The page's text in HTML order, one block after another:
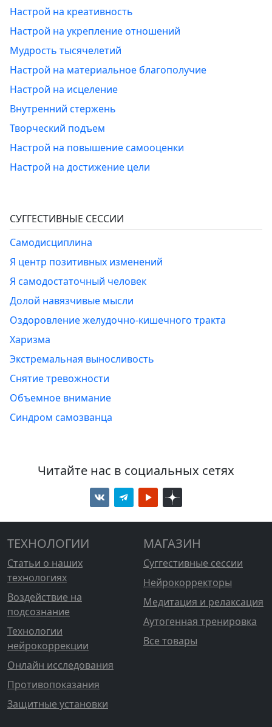
Настрой на креативность
Настрой на укрепление отношений
Мудрость тысячелетий
Настрой на материальное благополучие
Настрой на исцеление
Внутренний стержень
Творческий подъем
Настрой на повышение самооценки
Настрой на достижение цели
СУГГЕСТИВНЫЕ СЕССИИ
Самодисциплина
Я центр позитивных изменений
Я самодостаточный человек
Долой навязчивые мысли
Оздоровление желудочно-кишечного тракта
Харизма
Экстремальная выносливость
Снятие тревожности
Объемное внимание
Синдром самозванца
Читайте нас в социальных сетях
ТЕХНОЛОГИИ
Статьи о наших
технологиях
Воздействие на
подсознание
Технологии
нейрокоррекции
Онлайн исследования
Противопоказания
Защитные установки
МАГАЗИН
Суггестивные сессии
Нейрокорректоры
Медитация и релаксация
Аутогенная тренировка
Все товары